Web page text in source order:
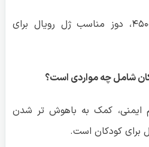
⇐ شربت ژل رویال دوز ۴۵۰۰، دوز مناسب ژل رویال برای
شامل چه مواردی است؟
کمک به باهوش تر شدن
برای کودکان است.